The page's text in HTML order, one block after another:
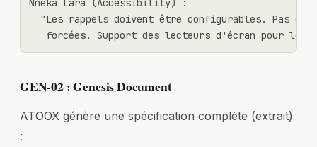
Nneka Lara (Accessibility) :
"Les rappels doivent être configurables. Pas de
forcées. Support des lecteurs d'écran pour le
GEN-02 : Genesis Document
ATOOX génère une spécification complète (extrait)
: